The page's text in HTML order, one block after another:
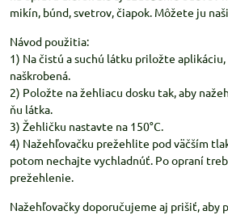
mikín, búnd, svetrov, čiapok. Môžete ju
Návod použitia:
1) Na čistú a suchú látku priložte
naškrobená.
2) Položte na žehliacu dosku tak, aby
ňu látka.
3) Žehličku nastavte na 150°C.
4) Nažehľovačku prežehlite pod väčším
potom nechajte vychladnúť. Po opraní
prežehlenie.
Nažehľovačky doporučujeme aj prišiť, aby